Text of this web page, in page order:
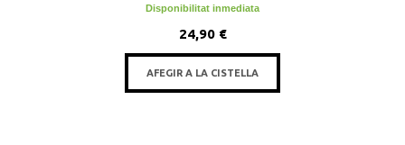
Disponibilitat inmediata
24,90 €
AFEGIR A LA CISTELLA